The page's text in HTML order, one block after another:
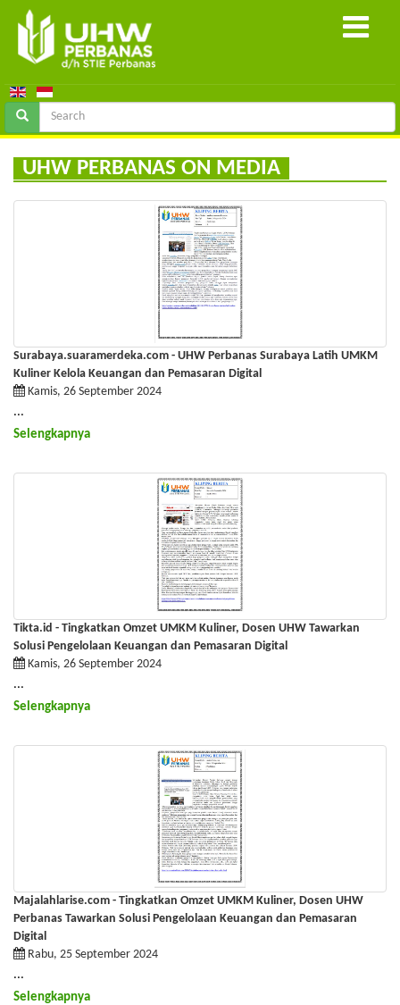
UHW PERBANAS ON MEDIA
Surabaya.suaramerdeka.com - UHW Perbanas Surabaya Latih UMKM
Kuliner Kelola Keuangan dan Pemasaran Digital
Kamis, 26 September 2024
...
Selengkapnya
Tikta.id - Tingkatkan Omzet UMKM Kuliner, Dosen UHW Tawarkan
Solusi Pengelolaan Keuangan dan Pemasaran Digital
Kamis, 26 September 2024
...
Selengkapnya
Majalahlarise.com - Tingkatkan Omzet UMKM Kuliner, Dosen UHW
Perbanas Tawarkan Solusi Pengelolaan Keuangan dan Pemasaran
Digital
Rabu, 25 September 2024
...
Selengkapnya